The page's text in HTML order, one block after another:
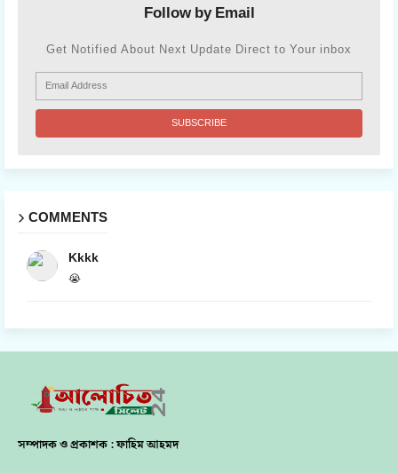
Follow by Email
Get Notified About Next Update Direct to Your inbox
COMMENTS
Kkkk
😭
সম্পাদক ও প্রকাশক : ফাহিম আহমদ